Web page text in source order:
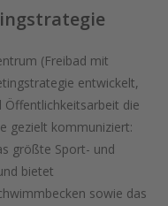
(Freibad mit
entwickelt,
Öffentlichkeitsarbeit die
gezielt kommuniziert:
größte Sport- und
bietet
sowie das